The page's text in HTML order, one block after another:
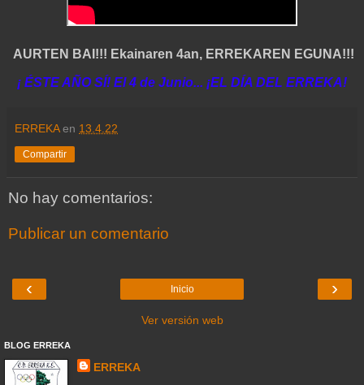
AURTEN BAI!!! Ekainaren 4an, ERREKAREN EGUNA!!!
¡ ÉSTE AÑO SÍ! El 4 de Junio... ¡EL DÍA DEL ERREKA!
ERREKA en 13.4.22
Compartir
No hay comentarios:
Publicar un comentario
‹ ›
Inicio
Ver versión web
BLOG ERREKA
ERREKA